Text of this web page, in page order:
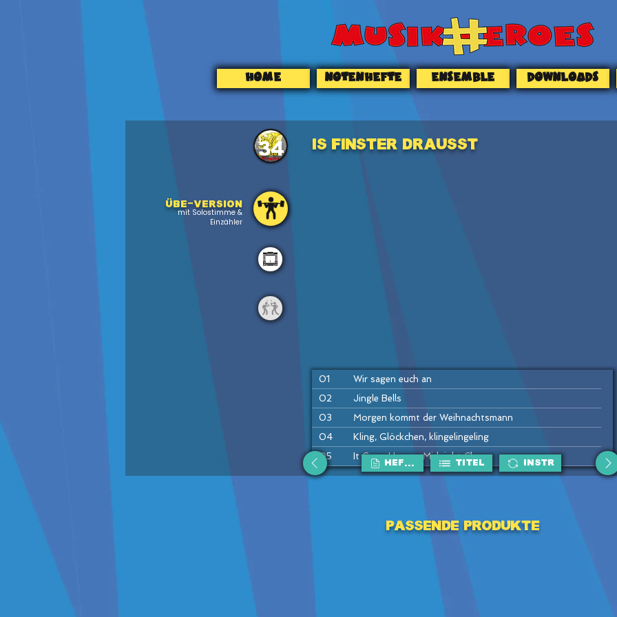
HOME NOTENHEFTE ENSEMBLE DOWNLOADS
34 Is finster drausst
Übe-version
mit Solostimme &
Einzähler
01
Wir sagen euch an
02
Jingle Bells
03
Morgen kommt der Weihnachtsmann
04
Kling, Glöckchen, klingelingeling
05
It Came Upon a Midnight Clear
06
Auf, auf, ihr Hirten
Away in a Manger
HEFTE Titel Instr
Passende Produkte